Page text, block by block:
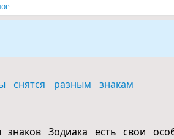
Зодиака есть свои